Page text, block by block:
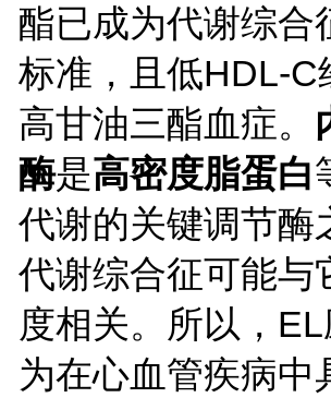
酯已成为代谢综合
标准，且低HDL-C
高甘油三酯血症。
酶是高密度脂蛋白
代谢的关键调节酶
代谢综合征可能与
度相关。所以，
为在心血管疾病中